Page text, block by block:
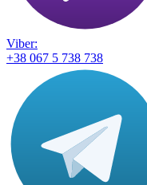
Viber:
+38 067 5 738 738